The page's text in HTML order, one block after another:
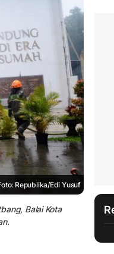
Republika/Edi Yusuf
Balai Kota